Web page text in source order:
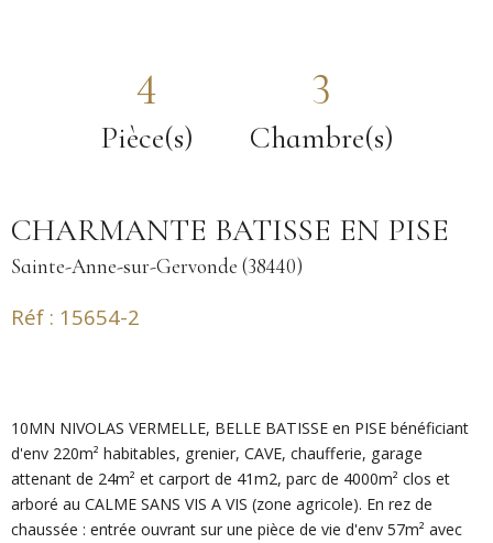
4
Pièce(s)
3
Chambre(s)
CHARMANTE BATISSE EN PISE
Sainte-Anne-sur-Gervonde (38440)
Réf : 15654-2
10MN NIVOLAS VERMELLE, BELLE BATISSE en PISE bénéficiant
d'env 220m² habitables, grenier, CAVE, chaufferie, garage
attenant de 24m² et carport de 41m2, parc de 4000m² clos et
arboré au CALME SANS VIS A VIS (zone agricole). En rez de
chaussée : entrée ouvrant sur une pièce de vie d'env 57m² avec